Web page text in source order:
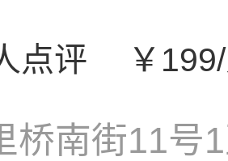
点评 ￥
桥南街11号